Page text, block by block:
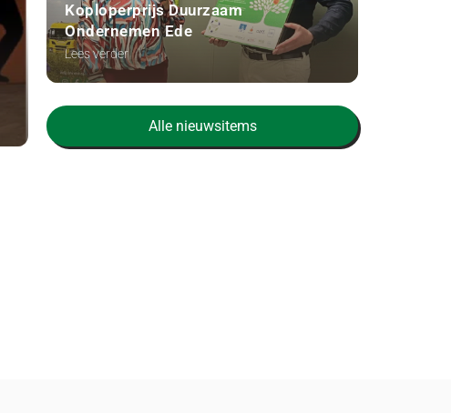
Koploperprijs Duurzaam
Ondernemen Ede
Lees verder
Alle nieuwsitems